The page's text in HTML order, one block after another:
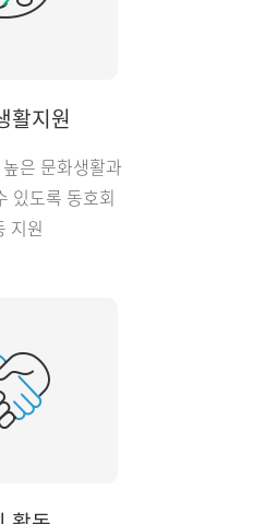
활지원
은 문화생활과
있도록 동호회
지원